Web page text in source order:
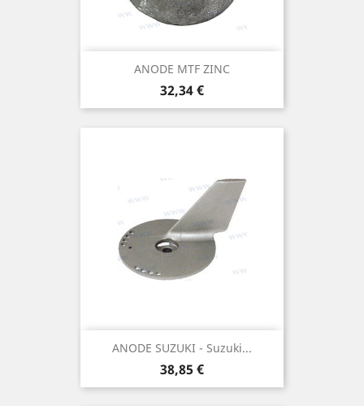
ANODE MTF ZINC
Prix
32,34 €
ANODE SUZUKI - Suzuki...
Prix
38,85 €